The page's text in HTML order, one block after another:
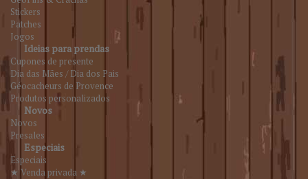
Stickers
Patches
Jogos
Ideias para prendas
Cupones de presente
Dia das Mães / Dia dos Pais
Géocacheurs de Provence
Produtos personalizados
Novos
Novos
Presales
Especiais
Especiais
★ Venda privada ★